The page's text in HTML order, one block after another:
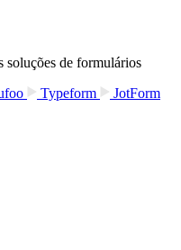
soluções de formulários
Typeform
JotForm